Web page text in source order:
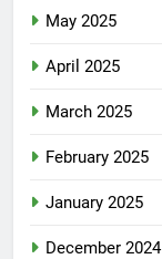
May 2025
April 2025
March 2025
February 2025
January 2025
December 2024